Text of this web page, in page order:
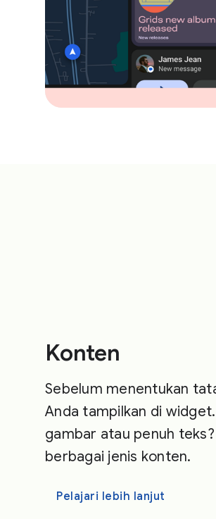
Konten
Sebelum menentukan
Anda tampilkan di
gambar atau penuh
berbagai jenis konten.
Pelajari lebih lanjut